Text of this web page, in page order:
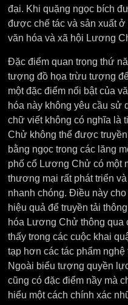
đại. Khi quặng ngọc bích
được chế tác và sản xuất
văn hóa và xã hội Lương
Đặc điểm quan trọng thứ
tượng đồ họa trừu tượng
một đặc điểm nổi bật của
hóa này không yêu cầu sử
chữ viết không có nghĩa là
Chử không thể được
bằng ngọc trong các lăng
phố cổ Lương Chử có một
thương mại rất phát triển
nhanh chóng. Điều này
hiệu quả để truyền tải
hóa Lương Chử thông qua
thấy trong các cuộc khai
tạp hơn các tác phẩm
Ngoài biểu tượng quyền
cũng có đặc điểm nầy mà
hiểu một cách chính xác